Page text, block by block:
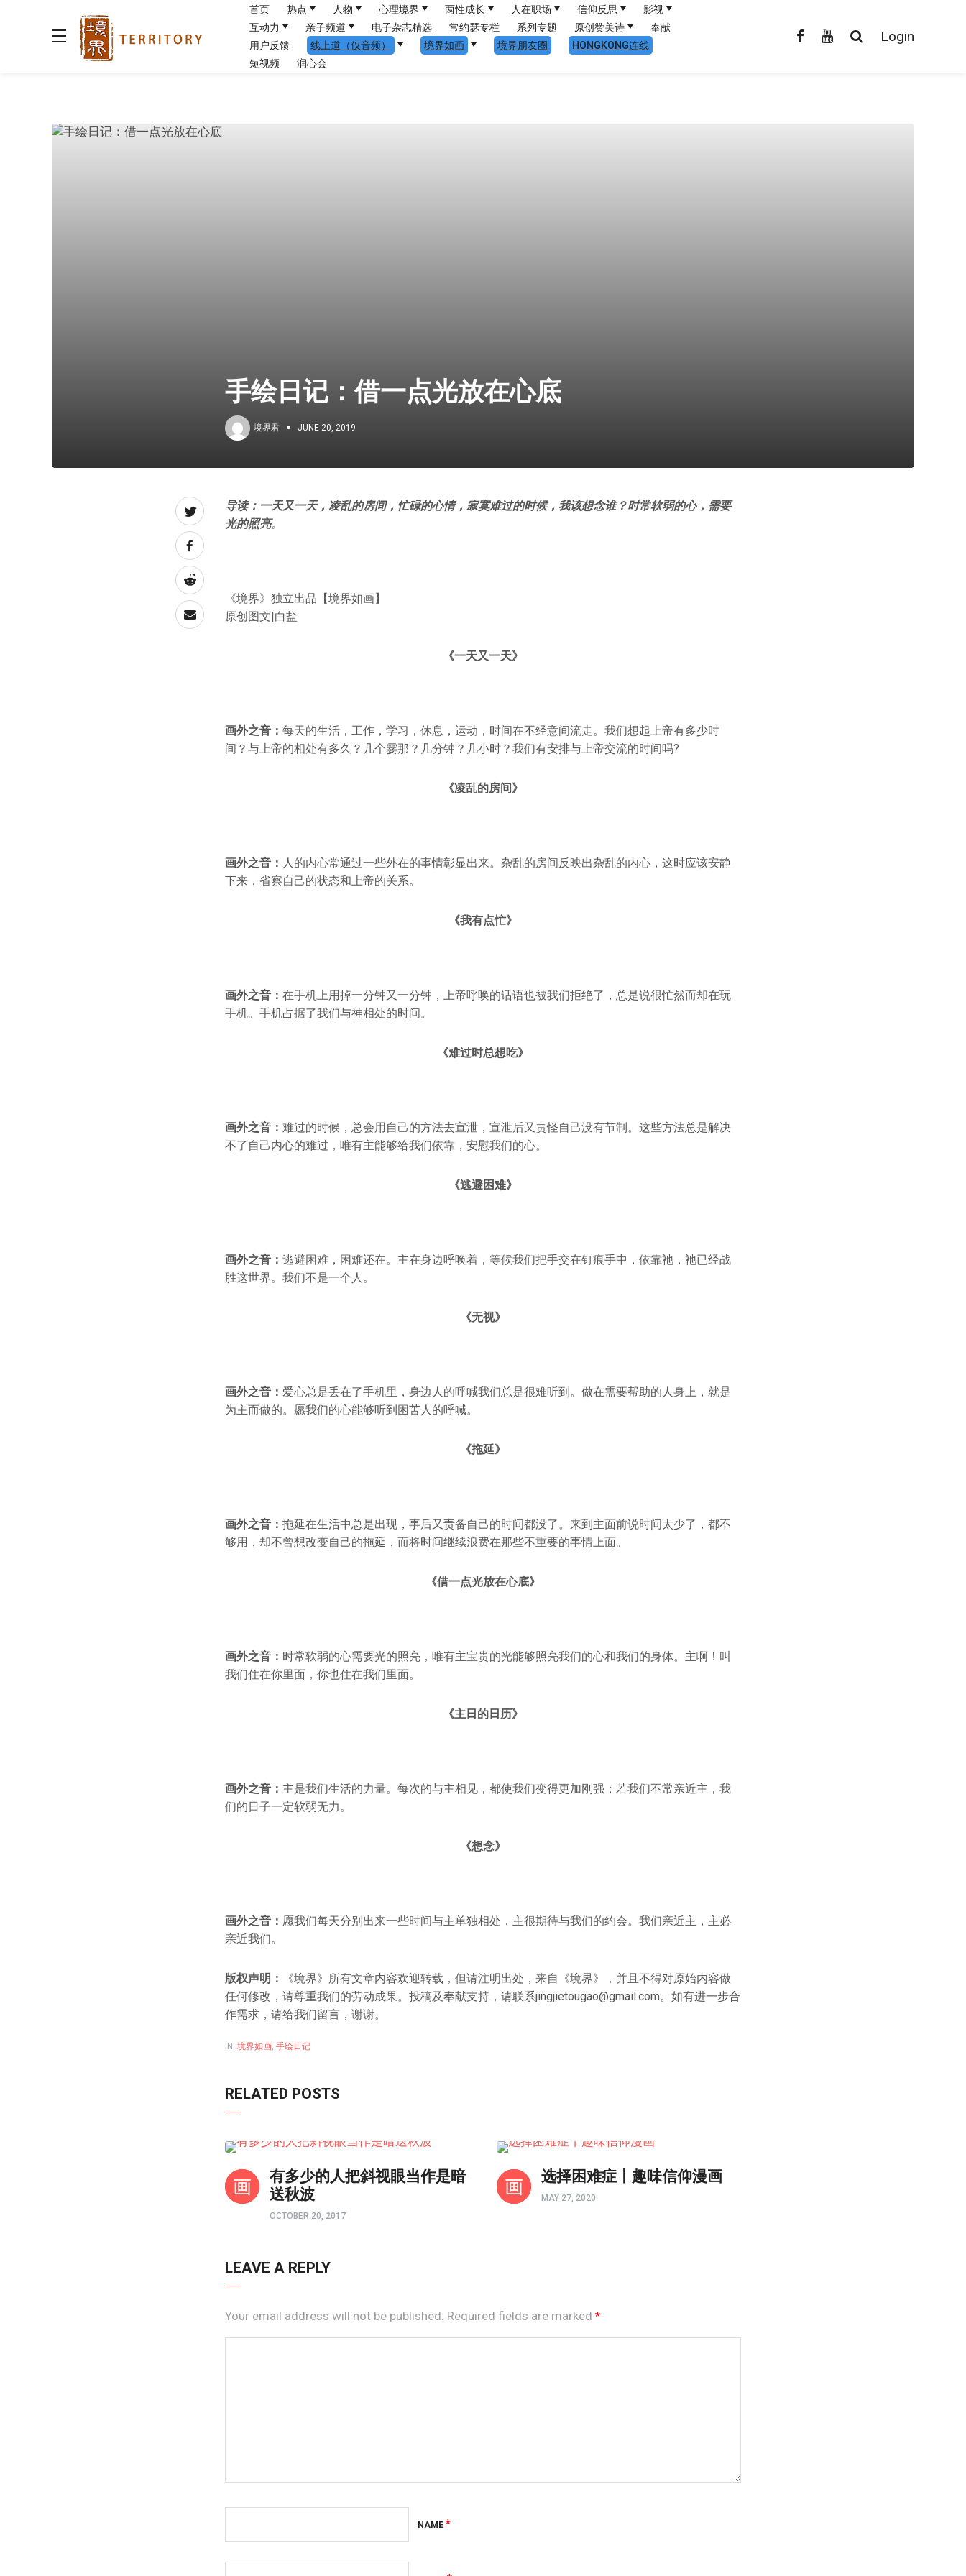
首页 热点 人物 心理境界 两性成长 人在职场 信仰反思
影视
互动力
亲子频道 电子杂志精选 常约瑟专栏 系列专题 原创赞美诗
奉献
用户反馈
线上道（仅音频） 境界如画 境界朋友圈
HONGKONG连线
短视频
润心会
Login
手绘日记：借一点光放在心底
境界君 JUNE 20, 2019
导读：一天又一天，凌乱的房间，忙碌的心情，寂寞难过的时候，我该想念谁？时常软弱的心，需要
光的照亮。
《境界》独立出品【境界如画】
原创图文|白盐
《一天又一天》
画外之音： 每天的生活，工作，学习，休息，运动，时间在不经意间流走。我们想起上帝有多少时
间？与上帝的相处有多久？几个霎那？几分钟？几小时？我们有安排与上帝交流的时间吗?
《凌乱的房间》
画外之音： 人的内心常通过一些外在的事情彰显出来。杂乱的房间反映出杂乱的内心，这时应该安静
下来，省察自己的状态和上帝的关系。
《我有点忙》
画外之音： 在手机上用掉一分钟又一分钟，上帝呼唤的话语也被我们拒绝了，总是说很忙然而却在玩
手机。手机占据了我们与神相处的时间。
《难过时总想吃》
画外之音： 难过的时候，总会用自己的方法去宣泄，宣泄后又责怪自己没有节制。这些方法总是解决
不了自己内心的难过，唯有主能够给我们依靠，安慰我们的心。
《逃避困难》
画外之音： 逃避困难，困难还在。主在身边呼唤着，等候我们把手交在钉痕手中，依靠祂，祂已经战
胜这世界。我们不是一个人。
《无视》
画外之音： 爱心总是丢在了手机里，身边人的呼喊我们总是很难听到。做在需要帮助的人身上，就是
为主而做的。愿我们的心能够听到困苦人的呼喊。
《拖延》
画外之音： 拖延在生活中总是出现，事后又责备自己的时间都没了。来到主面前说时间太少了，都不
够用，却不曾想改变自己的拖延，而将时间继续浪费在那些不重要的事情上面。
《借一点光放在心底》
画外之音： 时常软弱的心需要光的照亮，唯有主宝贵的光能够照亮我们的心和我们的身体。主啊！叫
我们住在你里面，你也住在我们里面。
《主日的日历》
画外之音： 主是我们生活的力量。每次的与主相见，都使我们变得更加刚强；若我们不常亲近主，我
们的日子一定软弱无力。
《想念》
画外之音： 愿我们每天分别出来一些时间与主单独相处，主很期待与我们的约会。我们亲近主，主必
亲近我们。
版权声明：
《境界》所有文章内容欢迎转载，但请注明出处，来自《境界》，并且不得对原始内容做
任何修改，请尊重我们的劳动成果。投稿及奉献支持，请联系jingjietougao@gmail.com。如有进一步合
作需求，请给我们留言，谢谢。
IN: 境界如画, 手绘日记
RELATED POSTS
有多少的人把斜视眼当作是暗
送秋波
OCTOBER 20, 2017
选择困难症丨趣味信仰漫画
MAY 27, 2020
LEAVE A REPLY
Your email address will not be published. Required fields are marked *
NAME*